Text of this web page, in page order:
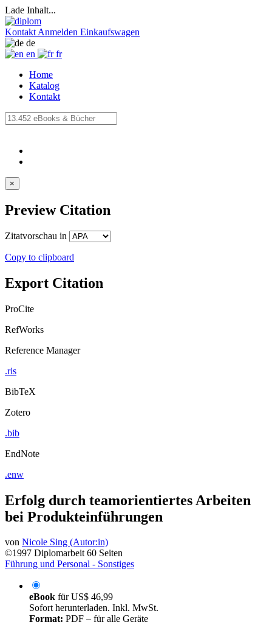
Lade Inhalt...
Kontakt Anmelden Einkaufswagen
de
en
fr
Home
Katalog
Kontakt
×
Preview Citation
Zitatvorschau in
Copy to clipboard
Export Citation
ProCite
RefWorks
Reference Manager
.ris
BibTeX
Zotero
.bib
EndNote
.enw
Erfolg durch teamorientiertes Arbeiten
bei Produkteinführungen
von Nicole Sing (Autor:in)
©1997 Diplomarbeit 60 Seiten
Führung und Personal - Sonstiges
eBook fürUS$ 46,99
Sofort herunterladen. Inkl. MwSt.
Format: PDF – für alle Geräte